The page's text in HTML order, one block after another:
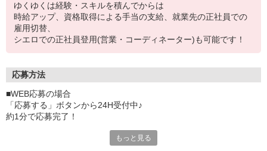
ゆくゆくは経験・スキルを積んでからは
時給アップ、資格取得による手当の支給、就業先の正社員での
雇用切替、
シエロでの正社員登用(営業・コーディネーター)も可能です！
応募方法
■WEB応募の場合
「応募する」ボタンから24H受付中♪
約1分で応募完了！
もっと見る